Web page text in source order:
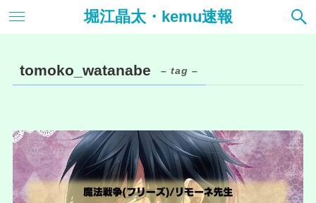
堀江晶太・kemu速報
tomoko_watanabe – tag –